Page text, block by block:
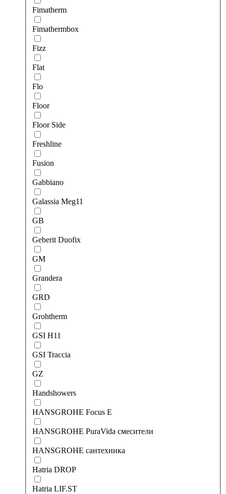
Fimatherm
Fimathermbox
Fizz
Flat
Flo
Floor
Floor Side
Freshline
Fusion
Gabbiano
Galassia Meg11
GB
Geberit Duofix
GM
Grandera
GRD
Grohtherm
GSI H11
GSI Traccia
GZ
Handshowers
HANSGROHE Focus E
HANSGROHE PuraVida смесители
HANSGROHE сантехника
Hatria DROP
Hatria LIF.ST